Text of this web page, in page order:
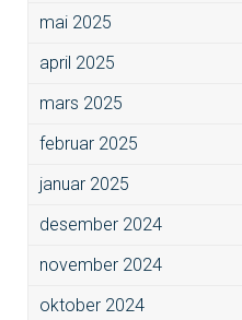
mai 2025
april 2025
mars 2025
februar 2025
januar 2025
desember 2024
november 2024
oktober 2024